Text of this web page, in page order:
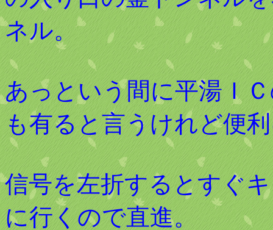
ネル。
あっという間に平湯Ｉ
も有ると言うけれど便
信号を左折するとすぐ
に行くので直進。